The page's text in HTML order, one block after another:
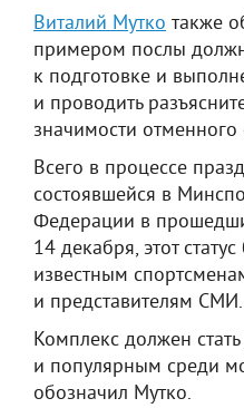
Виталий Мутко также
примером послы
к подготовке и
и проводить
значимости
Всего в процессе
состоявшейся в
Федерации в
14 декабря, этот
известным
и представителям СМИ.
Комплекс должен
и популярным среди
обозначил Мутко.